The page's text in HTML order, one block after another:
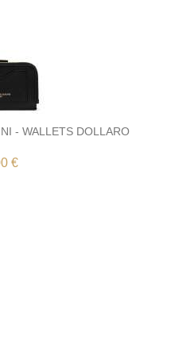
- WALLETS DOLLARO
€